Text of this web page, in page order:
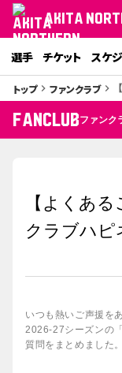
AKITA
選手 チケット スケ
トップkeyboard_arrow_right ファンクラブkeyboard_arrow_right
FANCLUBファンク
【よくあ
クラブハピ
いつも熱いご声援を
2026-27シーズンの
質問をまとめました。